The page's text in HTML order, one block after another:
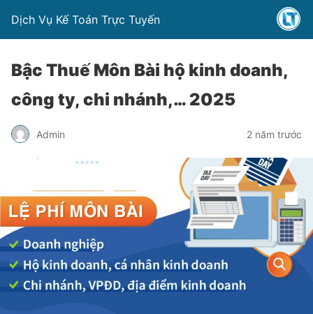
Dịch Vụ Kế Toán Trực Tuyến
Bậc Thuế Môn Bài hộ kinh doanh,
công ty, chi nhánh,… 2025
Admin 2 năm trước